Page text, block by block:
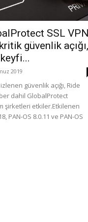
SSL VPN
güvenlik açığı,
2019
güvenlik açığı, Ride
dahil GlobalProtect
şirketleri etkiler.Etkilenen
PAN-OS 8.0.11 ve PAN-OS